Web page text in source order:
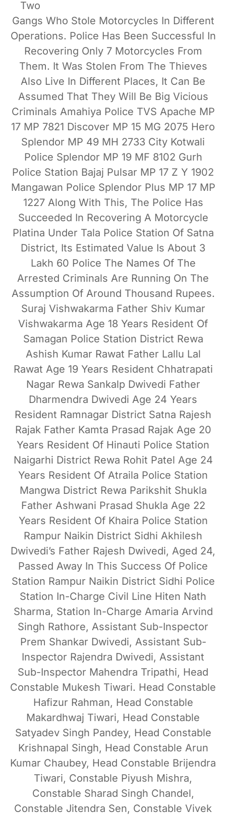
Two
Gangs Who Stole Motorcycles In Different
Operations. Police Has Been Successful In
Recovering Only 7 Motorcycles From
Them. It Was Stolen From The Thieves
Also Live In Different Places, It Can Be
Assumed That They Will Be Big Vicious
Criminals Amahiya Police TVS Apache MP
17 MP 7821 Discover MP 15 MG 2075 Hero
Splendor MP 49 MH 2733 City Kotwali
Police Splendor MP 19 MF 8102 Gurh
Police Station Bajaj Pulsar MP 17 Z Y 1902
Mangawan Police Splendor Plus MP 17 MP
1227 Along With This, The Police Has
Succeeded In Recovering A Motorcycle
Platina Under Tala Police Station Of Satna
District, Its Estimated Value Is About 3
Lakh 60 Police The Names Of The
Arrested Criminals Are Running On The
Assumption Of Around Thousand Rupees.
Suraj Vishwakarma Father Shiv Kumar
Vishwakarma Age 18 Years Resident Of
Samagan Police Station District Rewa
Ashish Kumar Rawat Father Lallu Lal
Rawat Age 19 Years Resident Chhatrapati
Nagar Rewa Sankalp Dwivedi Father
Dharmendra Dwivedi Age 24 Years
Resident Ramnagar District Satna Rajesh
Rajak Father Kamta Prasad Rajak Age 20
Years Resident Of Hinauti Police Station
Naigarhi District Rewa Rohit Patel Age 24
Years Resident Of Atraila Police Station
Mangwa District Rewa Parikshit Shukla
Father Ashwani Prasad Shukla Age 22
Years Resident Of Khaira Police Station
Rampur Naikin District Sidhi Akhilesh
Dwivedi’s Father Rajesh Dwivedi, Aged 24,
Passed Away In This Success Of Police
Station Rampur Naikin District Sidhi Police
Station In-Charge Civil Line Hiten Nath
Sharma, Station In-Charge Amaria Arvind
Singh Rathore, Assistant Sub-Inspector
Prem Shankar Dwivedi, Assistant Sub-
Inspector Rajendra Dwivedi, Assistant
Sub-Inspector Mahendra Tripathi, Head
Constable Mukesh Tiwari. Head Constable
Hafizur Rahman, Head Constable
Makardhwaj Tiwari, Head Constable
Satyadev Singh Pandey, Head Constable
Krishnapal Singh, Head Constable Arun
Kumar Chaubey, Head Constable Brijendra
Tiwari, Constable Piyush Mishra,
Constable Sharad Singh Chandel,
Constable Jitendra Sen, Constable Vivek